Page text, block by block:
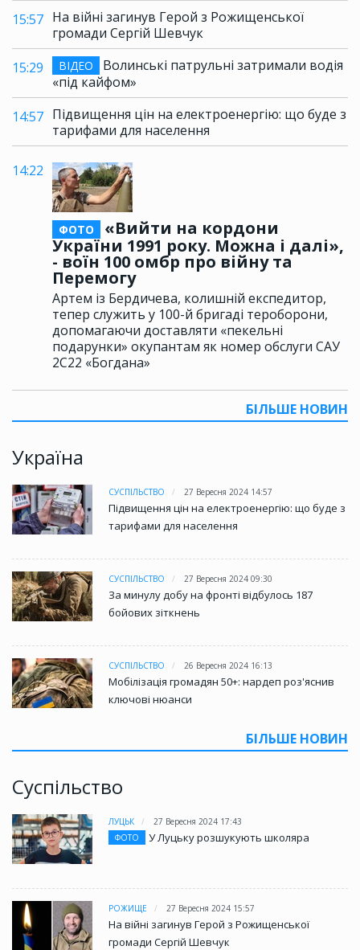
15:57 На війні загинув Герой з Рожищенської
громади Сергій Шевчук
15:29
ВІДЕО
Волинські патрульні затримали водія
«під кайфом»
14:57 Підвищення цін на електроенергію: що буде з
тарифами для населення
14:22
ФОТО
«Вийти на кордони
України 1991 року. Можна і далі»,
- воїн 100 омбр про війну та
Перемогу
Артем із Бердичева, колишній експедитор,
тепер служить у 100-й бригаді тероборони,
допомагаючи доставляти «пекельні
подарунки» окупантам як номер обслуги САУ
2С22 «Богдана»
БІЛЬШЕ НОВИН
Україна
СУСПІЛЬСТВО 27 Вересня 2024 14:57
Підвищення цін на електроенергію: що буде з
тарифами для населення
СУСПІЛЬСТВО 27 Вересня 2024 09:30
За минулу добу на фронті відбулось 187
бойових зіткнень
СУСПІЛЬСТВО 26 Вересня 2024 16:13
Мобілізація громадян 50+: нардеп роз'яснив
ключові нюанси
БІЛЬШЕ НОВИН
Суспільство
ЛУЦЬК
27 Вересня 2024 17:43
ФОТО
У Луцьку розшукують школяра
РОЖИЩЕ 27 Вересня 2024 15:57
На війні загинув Герой з Рожищенської
громади Сергій Шевчук